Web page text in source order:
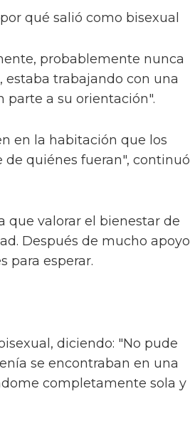
qué salió como bisexual
probablemente nunca
estaba trabajando con una
parte a su orientación".
en la habitación que los
quiénes fueran", continuó
que valorar el bienestar de
Después de mucho apoyo
para esperar.
diciendo: "No pude
se encontraban en una
completamente sola y